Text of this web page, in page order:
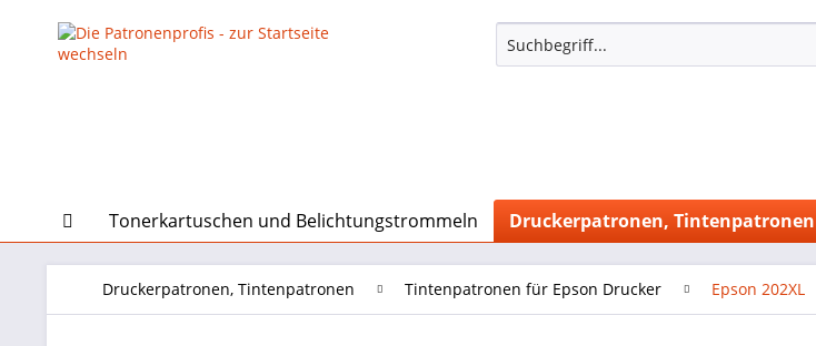
Tonerkartuschen und Belichtungstrommeln Druckerpatronen, Tintenpatronen
Druckerpatronen, Tintenpatronen Tintenpatronen für Epson Drucker Epson 202XL